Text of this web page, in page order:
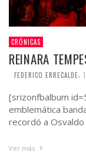
CRÓNICAS
REINARA
FEDERICO ERRECALDE
[srizonfbalbum
emblemática
recordó a
Ver más